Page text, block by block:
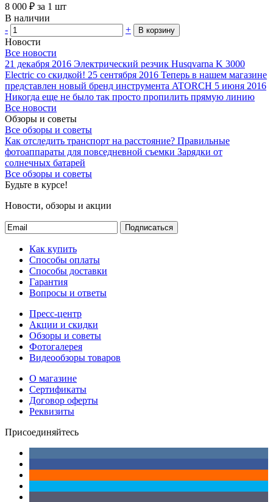
8 000 ₽ за 1 шт
В наличии
-
+ В корзину
Новости
Все новости
21 декабря 2016 Электрический резчик Husqvarna K 3000
Electric со скидкой! 25 сентября 2016 Теперь в нашем магазине
представлен новый бренд инструмента ATORCH 5 июня 2016
Никогда еще не было так просто пропилить прямую линию
Все новости
Обзоры и советы
Все обзоры и советы
Как отследить транспорт на расстояние? Правильные
фотоаппараты для повседневной съемки Зарядки от
солнечных батарей
Все обзоры и советы
Будьте в курсе!
Новости, обзоры и акции
Подписаться
Как купить
Способы оплаты
Способы доставки
Гарантия
Вопросы и ответы
Пресс-центр
Акции и скидки
Обзоры и советы
Фотогалерея
Видеообзоры товаров
О магазине
Сертификаты
Договор оферты
Реквизиты
Присоединяйтесь